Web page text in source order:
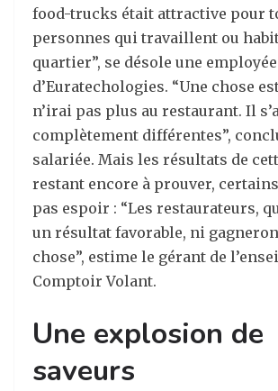
food-trucks était attractive pour
personnes qui travaillent ou
quartier”, se désole une employée
d’Euratechologies. “Une chose
n’irai pas plus au restaurant. Il
complètement différentes”,
salariée. Mais les résultats de
restant encore à prouver,
pas espoir : “Les restaurateurs,
un résultat favorable, ni
chose”, estime le gérant de
Comptoir Volant.
Une explosion de
saveurs